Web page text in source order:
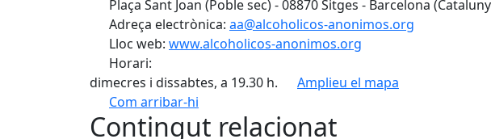
Plaça Sant Joan (Poble sec) - 08870 Sitges - Barcelona
Adreça electrònica: aa@alcoholicos-anonimos.org
Lloc web: www.alcoholicos-anonimos.org
Horari:
dimecres i dissabtes, a 19.30 h.
Amplieu el mapa
Com arribar-hi
+
Contingut relacionat